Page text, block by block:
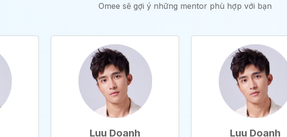
Omee sẽ gợi ý những mentor phù hợp với bạn
Luu Doanh Luu Doanh